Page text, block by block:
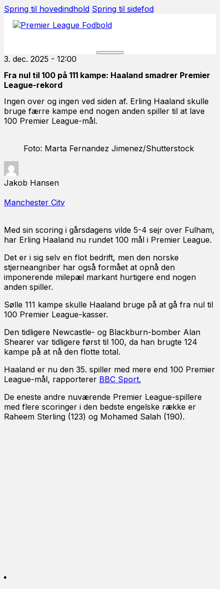
Spring til hovedindhold Spring til sidefod
3. dec. 2025 - 12:00
Fra nul til 100 på 111 kampe: Haaland smadrer Premier
League-rekord
Ingen over og ingen ved siden af. Erling Haaland skulle
bruge færre kampe end nogen anden spiller til at lave
100 Premier League-mål.
Foto: Marta Fernandez Jimenez/Shutterstock
Jakob Hansen
Manchester City
Med sin scoring i gårsdagens vilde 5-4 sejr over Fulham,
har Erling Haaland nu rundet 100 mål i Premier League.
Det er i sig selv en flot bedrift, men den norske
stjerneangriber har også formået at opnå den
imponerende milepæl markant hurtigere end nogen
anden spiller.
Sølle 111 kampe skulle Haaland bruge på at gå fra nul til
100 Premier League-kasser.
Den tidligere Newcastle- og Blackburn-bomber Alan
Shearer var tidligere først til 100, da han brugte 124
kampe på at nå den flotte total.
Haaland er nu den 35. spiller med mere end 100 Premier
League-mål, rapporterer BBC Sport.
De eneste andre nuværende Premier League-spillere
med flere scoringer i den bedste engelske række er
Raheem Sterling (123) og Mohamed Salah (190).